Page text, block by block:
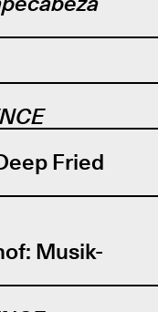
Fried
Musik-